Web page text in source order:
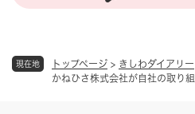
現在地 トップページ > きしわダイアリー
かねひさ株式会社が自社の取り